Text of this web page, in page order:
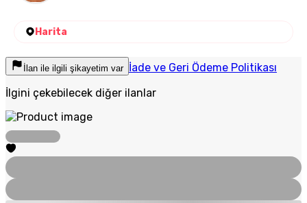
Harita
İlan ile ilgili şikayetim var İade ve Geri Ödeme Politikası
İlgini çekebilecek diğer ilanlar